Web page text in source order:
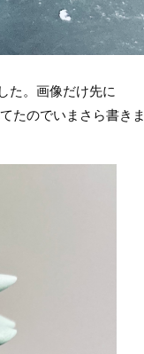
た。画像だけ先に
たのでいまさら書きま